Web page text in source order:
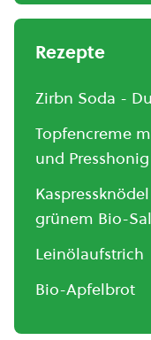
Rezepte
Zirbn Soda -
Topfencreme
und Presshonig
grünem Bio-
Leinölaufstrich
Bio-Apfelbrot